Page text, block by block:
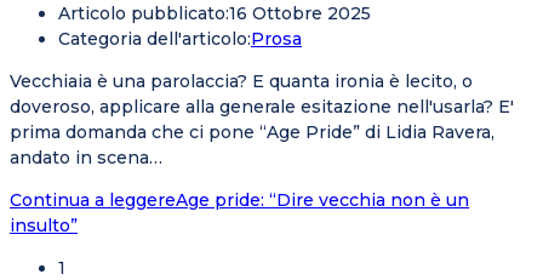
Articolo pubblicato:16 Ottobre 2025
Categoria dell'articolo:Prosa
Vecchiaia è una parolaccia? E quanta ironia è lecito, o
doveroso, applicare alla generale esitazione nell'usarla? E'
prima domanda che ci pone “Age Pride” di Lidia Ravera,
andato in scena…
Continua a leggereAge pride: “Dire vecchia non è un
insulto”
1